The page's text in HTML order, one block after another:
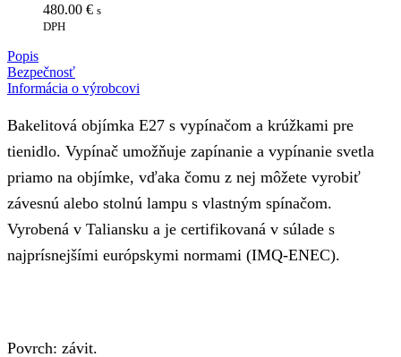
480.00 € s
DPH
Popis
Bezpečnosť
Informácia o výrobcovi
Bakelitová objímka E27 s vypínačom a krúžkami pre
tienidlo. Vypínač umožňuje zapínanie a vypínanie svetla
priamo na objímke, vďaka čomu z nej môžete vyrobiť
závesnú alebo stolnú lampu s vlastným spínačom.
Vyrobená v Taliansku a je certifikovaná v súlade s
najprísnejšími európskymi normami (IMQ-ENEC).
Povrch: závit.